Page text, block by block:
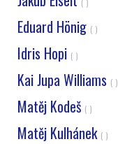
( )
Eduard Hönig ( )
Idris Hopi ( )
Kai Jupa Williams ( )
Matěj Kodeš ( )
Matěj Kulhánek ( )